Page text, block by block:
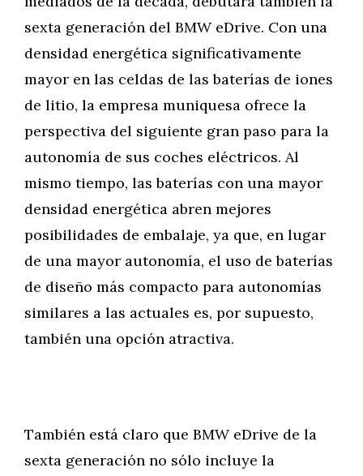
sexta generación del BMW eDrive. Con una
densidad energética significativamente
mayor en las celdas de las baterías de iones
de litio, la empresa muniquesa ofrece la
perspectiva del siguiente gran paso para la
autonomía de sus coches eléctricos. Al
mismo tiempo, las baterías con una mayor
densidad energética abren mejores
posibilidades de embalaje, ya que, en lugar
de una mayor autonomía, el uso de baterías
de diseño más compacto para autonomías
similares a las actuales es, por supuesto,
también una opción atractiva.
También está claro que BMW eDrive de la
sexta generación no sólo incluye la